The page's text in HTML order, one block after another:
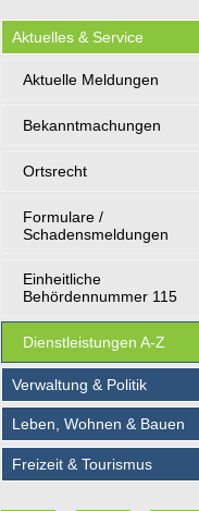
Aktuelles & Service
Aktuelle Meldungen
Bekanntmachungen
Ortsrecht
Formulare /
Schadensmeldungen
Einheitliche
Behördennummer 115
Dienstleistungen A-Z
Verwaltung & Politik
Leben, Wohnen & Bauen
Freizeit & Tourismus